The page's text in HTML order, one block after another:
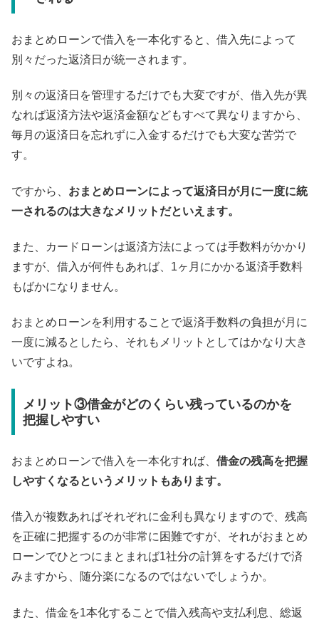
おまとめローンで借入を一本化すると、借入先によって
別々だった返済日が統一されます。
別々の返済日を管理するだけでも大変ですが、借入先が異
なれば返済方法や返済金額などもすべて異なりますから、
毎月の返済日を忘れずに入金するだけでも大変な苦労で
す。
ですから、 おまとめローンによって返済日が月に一度に統
一されるのは大きなメリットだといえます。
また、カードローンは返済方法によっては手数料がかかり
ますが、借入が何件もあれば、1ヶ月にかかる返済手数料
もばかになりません。
おまとめローンを利用することで返済手数料の負担が月に
一度に減るとしたら、それもメリットとしてはかなり大き
いですよね。
メリット③借金がどのくらい残っているのかを
把握しやすい
おまとめローンで借入を一本化すれば、 借金の残高を把握
しやすくなるというメリットもあります。
借入が複数あればそれぞれに金利も異なりますので、残高
を正確に把握するのが非常に困難ですが、それがおまとめ
ローンでひとつにまとまれば1社分の計算をするだけで済
みますから、随分楽になるのではないでしょうか。
また、借金を1本化することで借入残高や支払利息、総返